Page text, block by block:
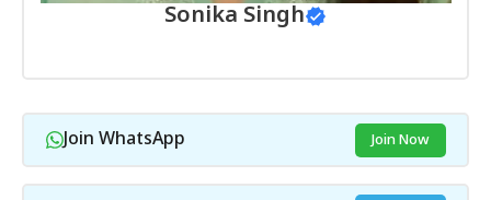
Sonika Singh
Join WhatsApp Join Now